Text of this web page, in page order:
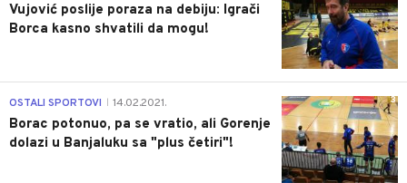
Vujović poslije poraza na debiju: Igrači
Borca kasno shvatili da mogu!
3
OSTALI SPORTOVI 14.02.2021.
Borac potonuo, pa se vratio, ali Gorenje
dolazi u Banjaluku sa "plus četiri"!